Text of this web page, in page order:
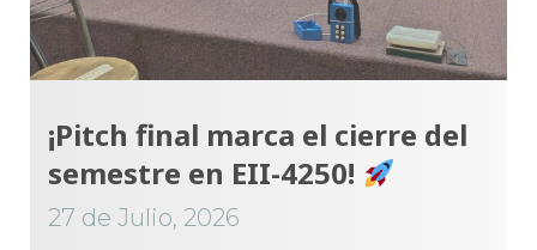
¡Pitch final marca el cierre del
semestre en EII-4250!
27 de Julio, 2026